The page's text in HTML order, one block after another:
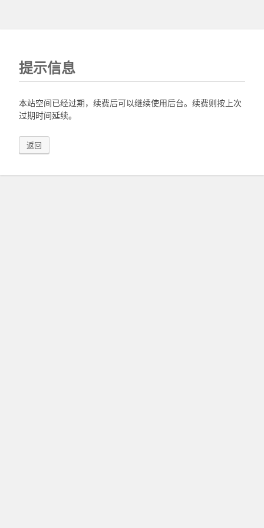
提示信息
本站空间已经过期，续费后可以继续使用后台。续费则按上次
过期时间延续。
返回